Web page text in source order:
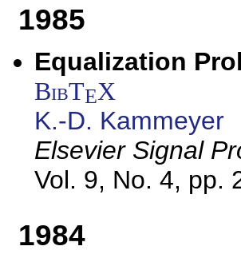
1985
Equalization
BibTEX
K.-D. Kammeyer
Elsevier Signal
Vol. 9, No. 4, pp.
1984